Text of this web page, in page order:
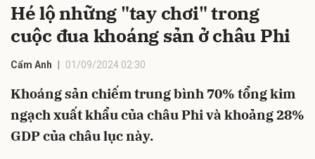
Hé lộ những "tay chơi" trong
cuộc đua khoáng sản ở châu Phi
Cẩm Anh 01/09/2024 02:30
Khoáng sản chiếm trung bình 70% tổng kim
ngạch xuất khẩu của châu Phi và khoảng 28%
GDP của châu lục này.
Hủy